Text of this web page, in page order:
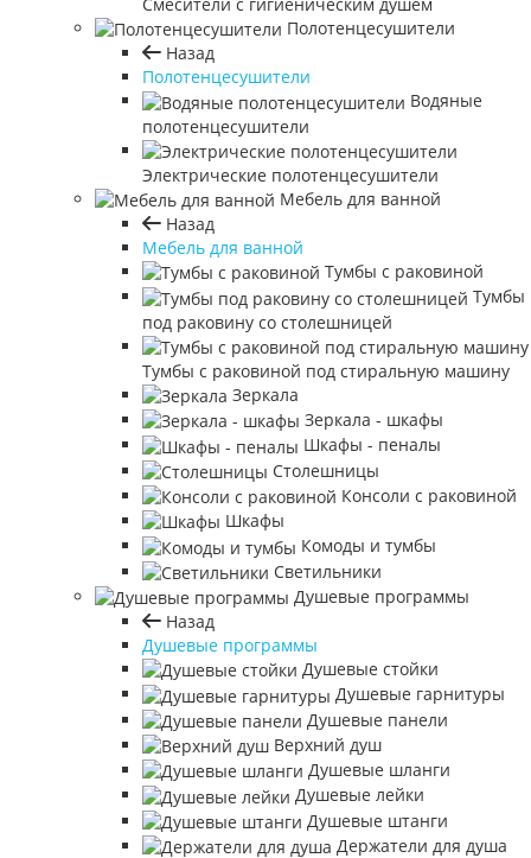
Полотенцесушители
Назад
Полотенцесушители
Водяные
полотенцесушители
Электрические полотенцесушители
Мебель для ванной
Назад
Мебель для ванной
Тумбы с раковиной
Тумбы
под раковину со столешницей
Тумбы с раковиной под стиральную машину
Зеркала
Зеркала - шкафы
Шкафы - пеналы
Столешницы
Консоли с раковиной
Шкафы
Комоды и тумбы
Светильники
Душевые программы
Назад
Душевые программы
Душевые стойки
Душевые гарнитуры
Душевые панели
Верхний душ
Душевые шланги
Душевые лейки
Душевые штанги
Держатели для душа